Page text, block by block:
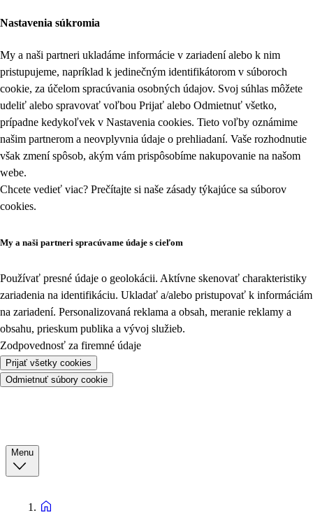
Nastavenia súkromia
My a naši partneri ukladáme informácie v zariadení alebo k nim
pristupujeme, napríklad k jedinečným identifikátorom v súboroch
cookie, za účelom spracúvania osobných údajov. Svoj súhlas môžete
udeliť alebo spravovať voľbou Prijať alebo Odmietnuť všetko,
prípadne kedykoľvek v Nastavenia cookies. Tieto voľby oznámime
našim partnerom a neovplyvnia údaje o prehliadaní. Vaše rozhodnutie
však zmení spôsob, akým vám prispôsobíme nakupovanie na našom
webe.
Chcete vedieť viac? Prečítajte si naše zásady týkajúce sa súborov
cookies.
My a naši partneri spracúvame údaje s cieľom
Používať presné údaje o geolokácii. Aktívne skenovať charakteristiky
zariadenia na identifikáciu. Ukladať a/alebo pristupovať k informáciám
na zariadení. Personalizovaná reklama a obsah, meranie reklamy a
obsahu, prieskum publika a vývoj služieb.
Zodpovednosť za firemné údaje
Prijať všetky cookies
Odmietnuť súbory cookie
Menu